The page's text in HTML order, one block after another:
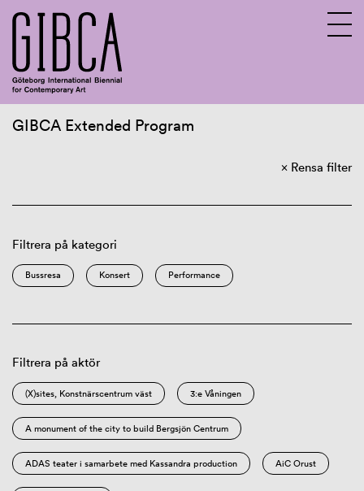
Nätverket
GIBCA Extended Program
Rensa filter
Filtrera på kategori
Bussresa Konsert Performance
Filtrera på aktör
(X)sites, Konstnärscentrum väst 3:e Våningen
A monument of the city to build Bergsjön Centrum
ADAS teater i samarbete med Kassandra production AiC Orust